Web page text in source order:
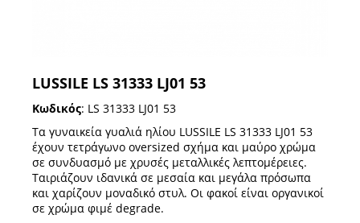
LUSSILE LS 31333 LJ01 53
Κωδικός: LS 31333 LJ01 53
Τα γυναικεία γυαλιά ηλίου LUSSILE LS 31333 LJ01 53
έχουν τετράγωνο oversized σχήμα και μαύρο χρώμα
σε συνδυασμό με χρυσές μεταλλικές λεπτομέρειες.
Ταιριάζουν ιδανικά σε μεσαία και μεγάλα πρόσωπα
και χαρίζουν μοναδικό στυλ. Οι φακοί είναι οργανικοί
σε χρώμα φιμέ degrade.